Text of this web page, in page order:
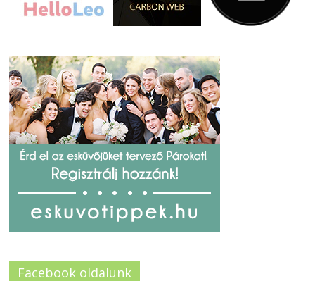
Facebook oldalunk